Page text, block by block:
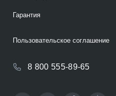
Гарантия
8 800 555-89-65
Пользовательское соглашение